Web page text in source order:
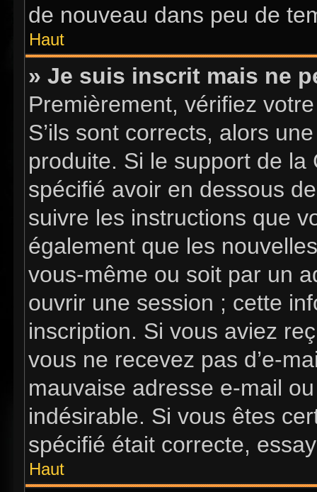
de nouveau dans peu de
Haut
» Je suis inscrit mais ne
Premièrement, vérifiez
S’ils sont corrects, alors
produite. Si le support de la
spécifié avoir en dessous
suivre les instructions que
également que les
vous-même ou soit par un
ouvrir une session ; cette
inscription. Si vous aviez
vous ne recevez pas d’e-
mauvaise adresse e-mail
indésirable. Si vous êtes
spécifié était correcte,
Haut